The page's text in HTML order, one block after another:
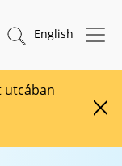
Keresés indítása
English
utcában